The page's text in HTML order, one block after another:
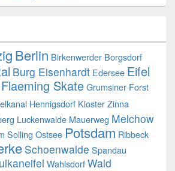
Berlin Birkenwerder Borgsdorf
Burg Eisenhardt Edersee Eifel
Flaeming SkateGrumsiner Forst
Hennigsdorf Kloster Zinna
Luckenwalde Mauerweg Melchow
Solling Ostsee Potsdam Ribbeck
Schoenwalde Spandau
WahlsdorfWald